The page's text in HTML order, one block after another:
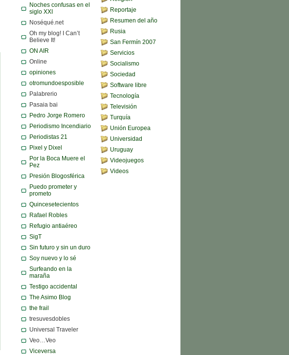
Noches confusas en el
siglo XXI
Noséqué.net
Oh my blog! I Can’t
Believe It!
ON AIR
Online
opiniones
otromundoesposible
Palabrerio
Pasaia bai
Pedro Jorge Romero
Periodismo Incendiario
Periodistas 21
Pixel y Dixel
Por la Boca Muere el
Pez
Presión Blogosférica
Puedo prometer y
prometo
Quincesetecientos
Rafael Robles
Refugio antiaéreo
SigT
Sin futuro y sin un duro
Soy nuevo y lo sé
Surfeando en la
maraña
Testigo accidental
The Asimo Blog
the frail
tresuvesdobles
Universal Traveler
Veo…Veo
Viceversa
Reportaje
Resumen del año
Rusia
San Fermín 2007
Servicios
Socialismo
Sociedad
Software libre
Tecnología
Televisión
Turquía
Unión Europea
Universidad
Uruguay
Videojuegos
Videos